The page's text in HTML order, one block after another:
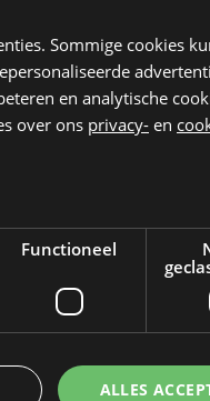
in dit artikel?
Sommige cookies
en analytische
over ons privacy- en
Functioneel
ALLES